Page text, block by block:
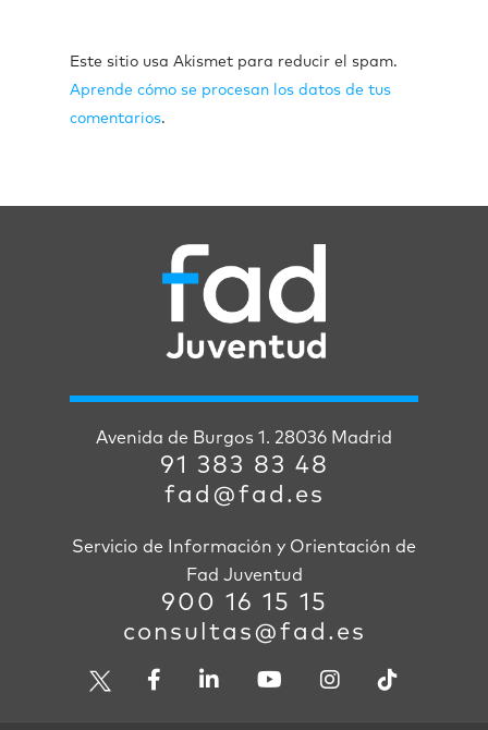
Este sitio usa Akismet para reducir el spam.
Aprende cómo se procesan los datos de tus
comentarios.
Avenida de Burgos 1. 28036 Madrid
91 383 83 48
fad@fad.es
Servicio de Información y Orientación de
Fad Juventud
900 16 15 15
consultas@fad.es